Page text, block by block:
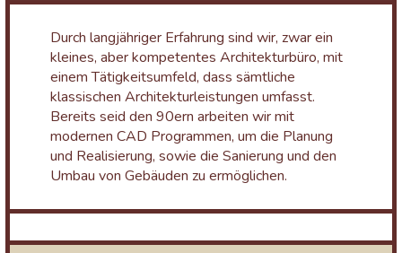
Durch langjähriger Erfahrung sind wir, zwar ein
kleines, aber kompetentes Architekturbüro, mit
einem Tätigkeitsumfeld, dass sämtliche
klassischen Architekturleistungen umfasst.
Bereits seid den 90ern arbeiten wir mit
modernen CAD Programmen, um die Planung
und Realisierung, sowie die Sanierung und den
Umbau von Gebäuden zu ermöglichen.